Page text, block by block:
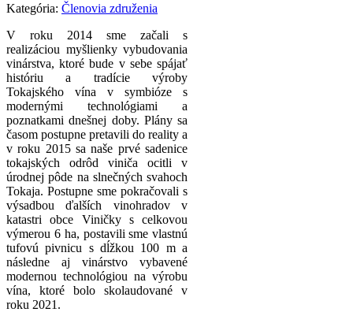
Kategória: Členovia združenia
V roku 2014 sme začali s
realizáciou myšlienky vybudovania
vinárstva, ktoré bude v sebe spájať
históriu a tradície výroby
Tokajského vína v symbióze s
modernými technológiami a
poznatkami dnešnej doby. Plány sa
časom postupne pretavili do reality a
v roku 2015 sa naše prvé sadenice
tokajských odrôd viniča ocitli v
úrodnej pôde na slnečných svahoch
Tokaja. Postupne sme pokračovali s
výsadbou ďalších vinohradov v
katastri obce Viničky s celkovou
výmerou 6 ha, postavili sme vlastnú
tufovú pivnicu s dĺžkou 100 m a
následne aj vinárstvo vybavené
modernou technológiou na výrobu
vína, ktoré bolo skolaudované v
roku 2021.